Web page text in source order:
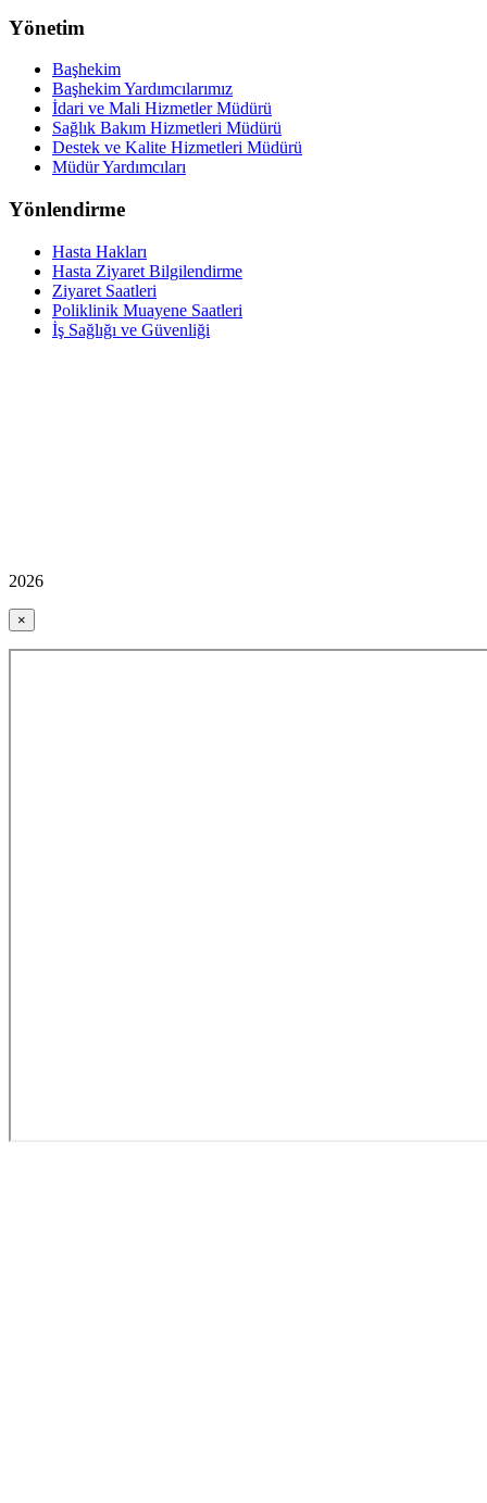
Yönetim
Başhekim
Başhekim Yardımcılarımız
İdari ve Mali Hizmetler Müdürü
Sağlık Bakım Hizmetleri Müdürü
Destek ve Kalite Hizmetleri Müdürü
Müdür Yardımcıları
Yönlendirme
Hasta Hakları
Hasta Ziyaret Bilgilendirme
Ziyaret Saatleri
Poliklinik Muayene Saatleri
İş Sağlığı ve Güvenliği
2026
×